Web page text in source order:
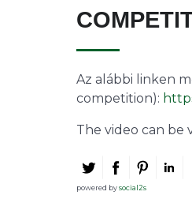
Az alábbi linken
competition):
The video can be
powered bysocial2s